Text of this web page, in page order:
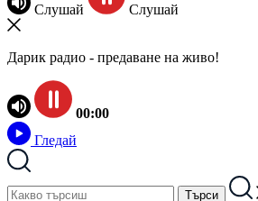
Слушай Слушай
Дарик радио - предаване на живо!
00:00
Гледай